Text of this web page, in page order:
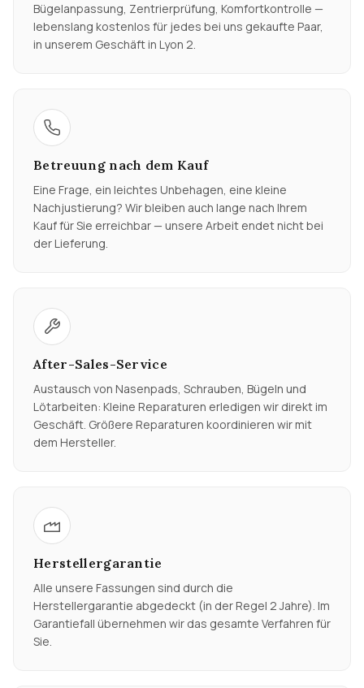
Bügelanpassung, Zentrierprüfung, Komfortkontrolle —
lebenslang kostenlos für jedes bei uns gekaufte Paar,
in unserem Geschäft in Lyon 2.
Betreuung nach dem Kauf
Eine Frage, ein leichtes Unbehagen, eine kleine
Nachjustierung? Wir bleiben auch lange nach Ihrem
Kauf für Sie erreichbar — unsere Arbeit endet nicht bei
der Lieferung.
After-Sales-Service
Austausch von Nasenpads, Schrauben, Bügeln und
Lötarbeiten: Kleine Reparaturen erledigen wir direkt im
Geschäft. Größere Reparaturen koordinieren wir mit
dem Hersteller.
Herstellergarantie
Alle unsere Fassungen sind durch die
Herstellergarantie abgedeckt (in der Regel 2 Jahre). Im
Garantiefall übernehmen wir das gesamte Verfahren für
Sie.